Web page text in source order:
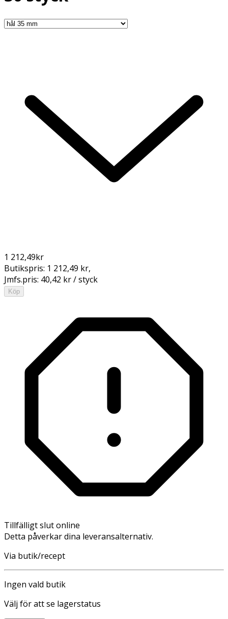
1 212,49kr
Butikspris: 1 212,49 kr,
Jmfs.pris: 40,42 kr / styck
Köp
Tillfälligt slut online
Detta påverkar dina leveransalternativ.
Via butik/recept
Ingen vald butik
Välj för att se lagerstatus